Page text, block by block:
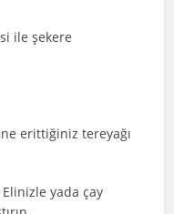
ile şekere
erittiğiniz tereyağı
yada çay